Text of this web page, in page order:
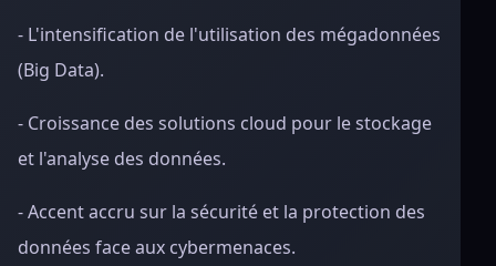
- L'intensification de l'utilisation des mégadonnées
(Big Data).
- Croissance des solutions cloud pour le stockage
et l'analyse des données.
- Accent accru sur la sécurité et la protection des
données face aux cybermenaces.